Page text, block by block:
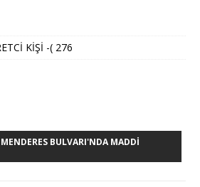
KİŞİ -( 276
BULVARI'NDA MADDI